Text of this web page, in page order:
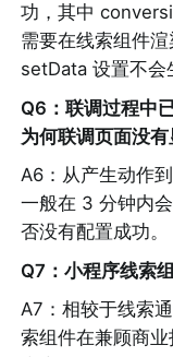
功，其中
需要在线索组件
setData 设置不会
Q6：联调过程中
为何联调页面没有
A6：从产生动作
一般在 3 分钟内
否没有配置成功。
Q7：小程序线索
A7：相较于线索
索组件在兼顾商